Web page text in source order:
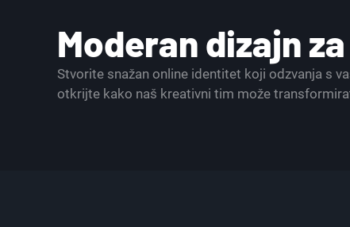
Moderan dizajn
Stvorite snažan online identitet koji odzvanja s
otkrijte kako naš kreativni tim može